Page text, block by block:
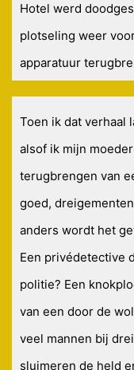
Hotel werd
plotseling weer
apparatuur
Toen ik dat verhaal
alsof ik mijn
terugbrengen van
goed,
anders wordt het
Een privédetective
politie? Een
van een door de
veel mannen bij
sluimeren de held